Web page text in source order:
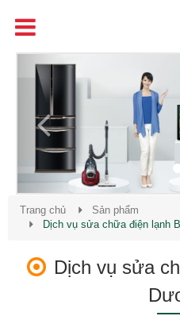
Previous
Trang chủ
Sản phẩm
Dịch vụ sửa chữa điện lạnh
Dịch vụ sửa